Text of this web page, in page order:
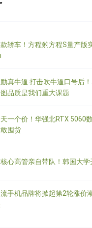
轿车！方程豹方程S量产版
真牛逼 打击吹牛逼口号后
品质是我们重大课题
一个价！华强北RTX 5060
囤货
心高管亲自带队！韩国大学
手机品牌将掀起第2轮涨价